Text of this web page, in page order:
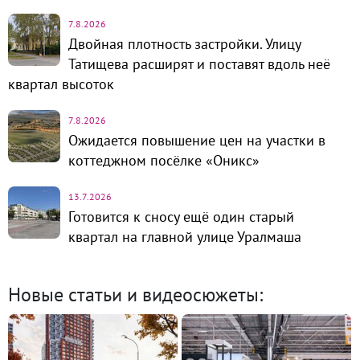
7.8.2026
Двойная плотность застройки. Улицу
Татищева расширят и поставят вдоль неё
квартал высоток
7.8.2026
Ожидается повышение цен на участки в
коттеджном посёлке «Оникс»
13.7.2026
Готовится к сносу ещё один старый
квартал на главной улице Уралмаша
Новые статьи и видеосюжеты: